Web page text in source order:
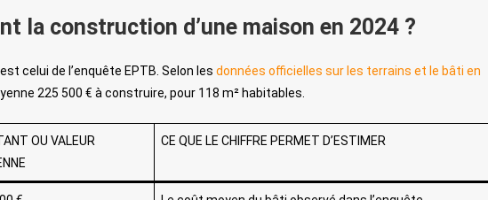
la construction d’une maison en 2024 ?
celui de l’enquête EPTB. Selon les données officielles sur les terrains et le bâti en
225 500 € à construire, pour 118 m² habitables.
OU VALEUR
CE QUE LE CHIFFRE PERMET D’ESTIMER